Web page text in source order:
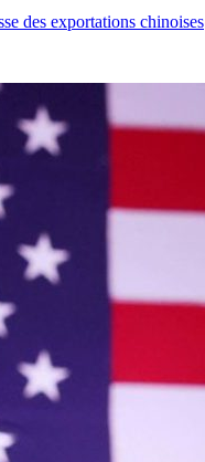
des exportations chinoises